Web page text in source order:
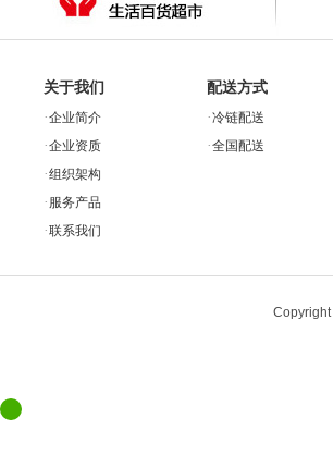
关于我们
·企业简介
·企业资质
·组织架构
· 服务产品
·联系我们
配送方式
·冷链配送
·全国配送
Copyright